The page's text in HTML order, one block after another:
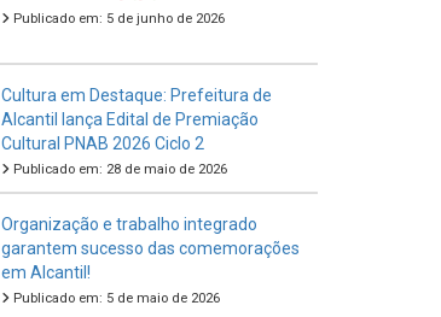
Publicado em: 5 de junho de 2026
Cultura em Destaque: Prefeitura de
Alcantil lança Edital de Premiação
Cultural PNAB 2026 Ciclo 2
Publicado em: 28 de maio de 2026
Organização e trabalho integrado
garantem sucesso das comemorações
em Alcantil!
Publicado em: 5 de maio de 2026